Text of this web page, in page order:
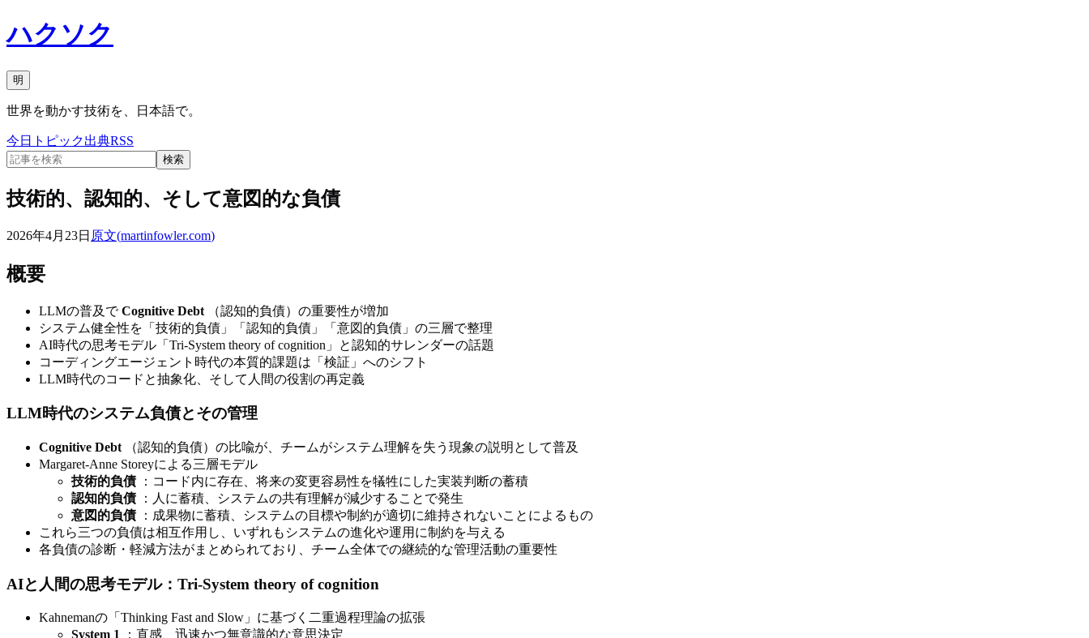
ハクソク
明
世界を動かす技術を、日本語で。
今日 トピック出典RSS
検索
技術的、認知的、そして意図的な負債
2026年4月23日 原文(martinfowler.com)
概要
LLMの普及でCognitive Debt （認知的負債）の重要性が増加
システム健全性を「技術的負債」「認知的負債」「意図的負債」の三層で整理
AI時代の思考モデル「Tri-System theory of cognition」と認知的サレンダーの話題
コーディングエージェント時代の本質的課題は「検証」へのシフト
LLM時代のコードと抽象化、そして人間の役割の再定義
LLM時代のシステム負債とその管理
Cognitive Debt （認知的負債）の比喩が、チームがシステム理解を失う現象の説明として普及
Margaret-Anne Storeyによる三層モデル
技術的負債：コード内に存在、将来の変更容易性を犠牲にした実装判断の蓄積
認知的負債：人に蓄積、システムの共有理解が減少することで発生
意図的負債：成果物に蓄積、システムの目標や制約が適切に維持されないことによるもの
これら三つの負債は相互作用し、いずれもシステムの進化や運用に制約を与える
各負債の診断・軽減方法がまとめられており、チーム全体での継続的な管理活動の重要性
AIと人間の思考モデル：Tri-System theory of cognition
Kahnemanの「Thinking Fast and Slow」に基づく二重過程理論の拡張
System 1
：直感、迅速かつ無意識的な意思決定